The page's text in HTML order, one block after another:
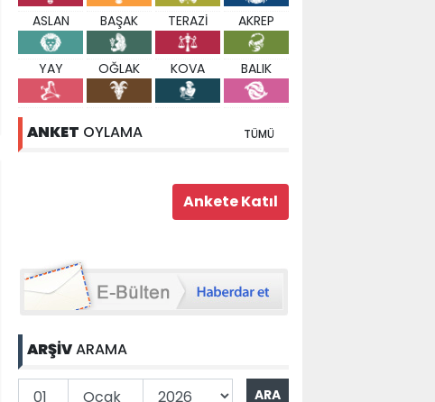
ASLAN BAŞAK TERAZİ AKREP
YAY OĞLAK KOVA BALIK
ANKET OYLAMA TÜMÜ
ARŞİVARAMA